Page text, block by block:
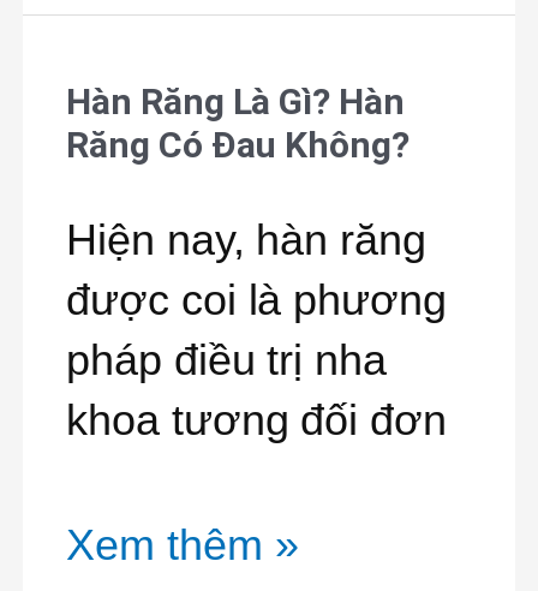
Hàn Răng Là Gì? Hàn
Răng Có Đau Không?
Hiện nay, hàn răng
được coi là phương
pháp điều trị nha
khoa tương đối đơn
Hàn
Răng
Là
Gì?
Hàn
Răng
Đau
Xem thêm »